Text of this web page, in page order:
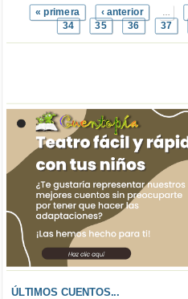
« primera ‹ anterior …
34 35 36 37
ÚLTIMOS CUENTOS...